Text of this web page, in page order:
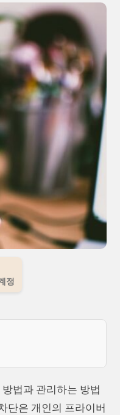
정
법과 관리하는 방법
단은 개인의 프라이버